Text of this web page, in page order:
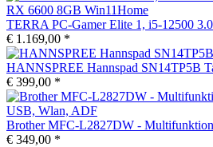
TERRA PC-Gamer Elite 1, i5-12500
€ 1.169,00 *
HANNSPREE Hannspad SN14TP5B
€ 399,00 *
Brother MFC-L2827DW -
€ 349,00 *